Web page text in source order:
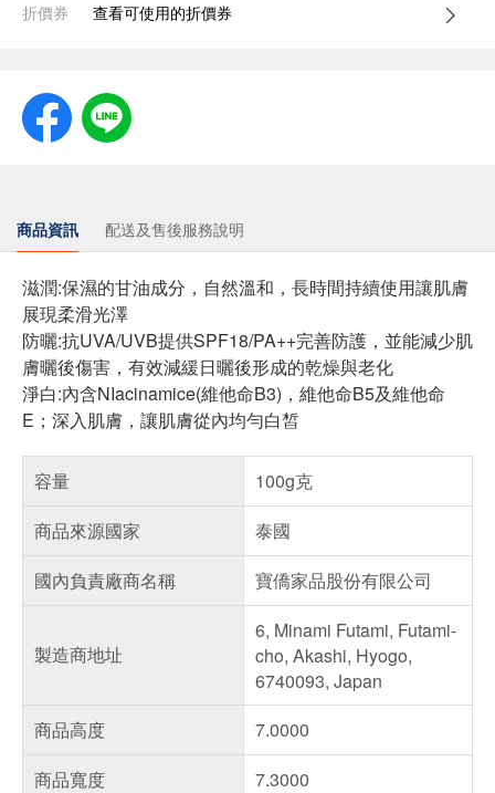
折價券 查看可使用的折價券
商品資訊 配送及售後服務說明
滋潤:保濕的甘油成分，自然溫和，長時間持續使用讓肌膚
展現柔滑光澤
防曬:抗UVA/UVB提供SPF18/PA++完善防護，並能減少肌
膚曬後傷害，有效減緩日曬後形成的乾燥與老化
淨白:內含NIacinamice(維他命B3)，維他命B5及維他命
E；深入肌膚，讓肌膚從內均勻白皙
容量
100g克
商品來源國家
泰國
國內負責廠商名稱
寶僑家品股份有限公司
製造商地址
6, Minami Futami, Futami-
cho, Akashi, Hyogo,
6740093, Japan
商品高度
7.0000
商品寬度
7.3000